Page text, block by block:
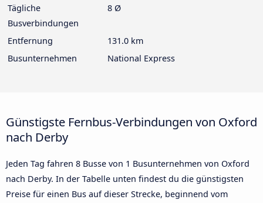
Tägliche
Busverbindungen
8 Ø
Entfernung
131.0 km
Busunternehmen
National Express
Günstigste Fernbus-Verbindungen von Oxford
nach Derby
Jeden Tag fahren 8 Busse von 1 Busunternehmen von Oxford
nach Derby. In der Tabelle unten findest du die günstigsten
Preise für einen Bus auf dieser Strecke, beginnend vom